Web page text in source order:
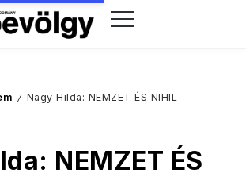
/ Nagy Hilda: NEMZET ÉS NIHIL
NEMZET ÉS